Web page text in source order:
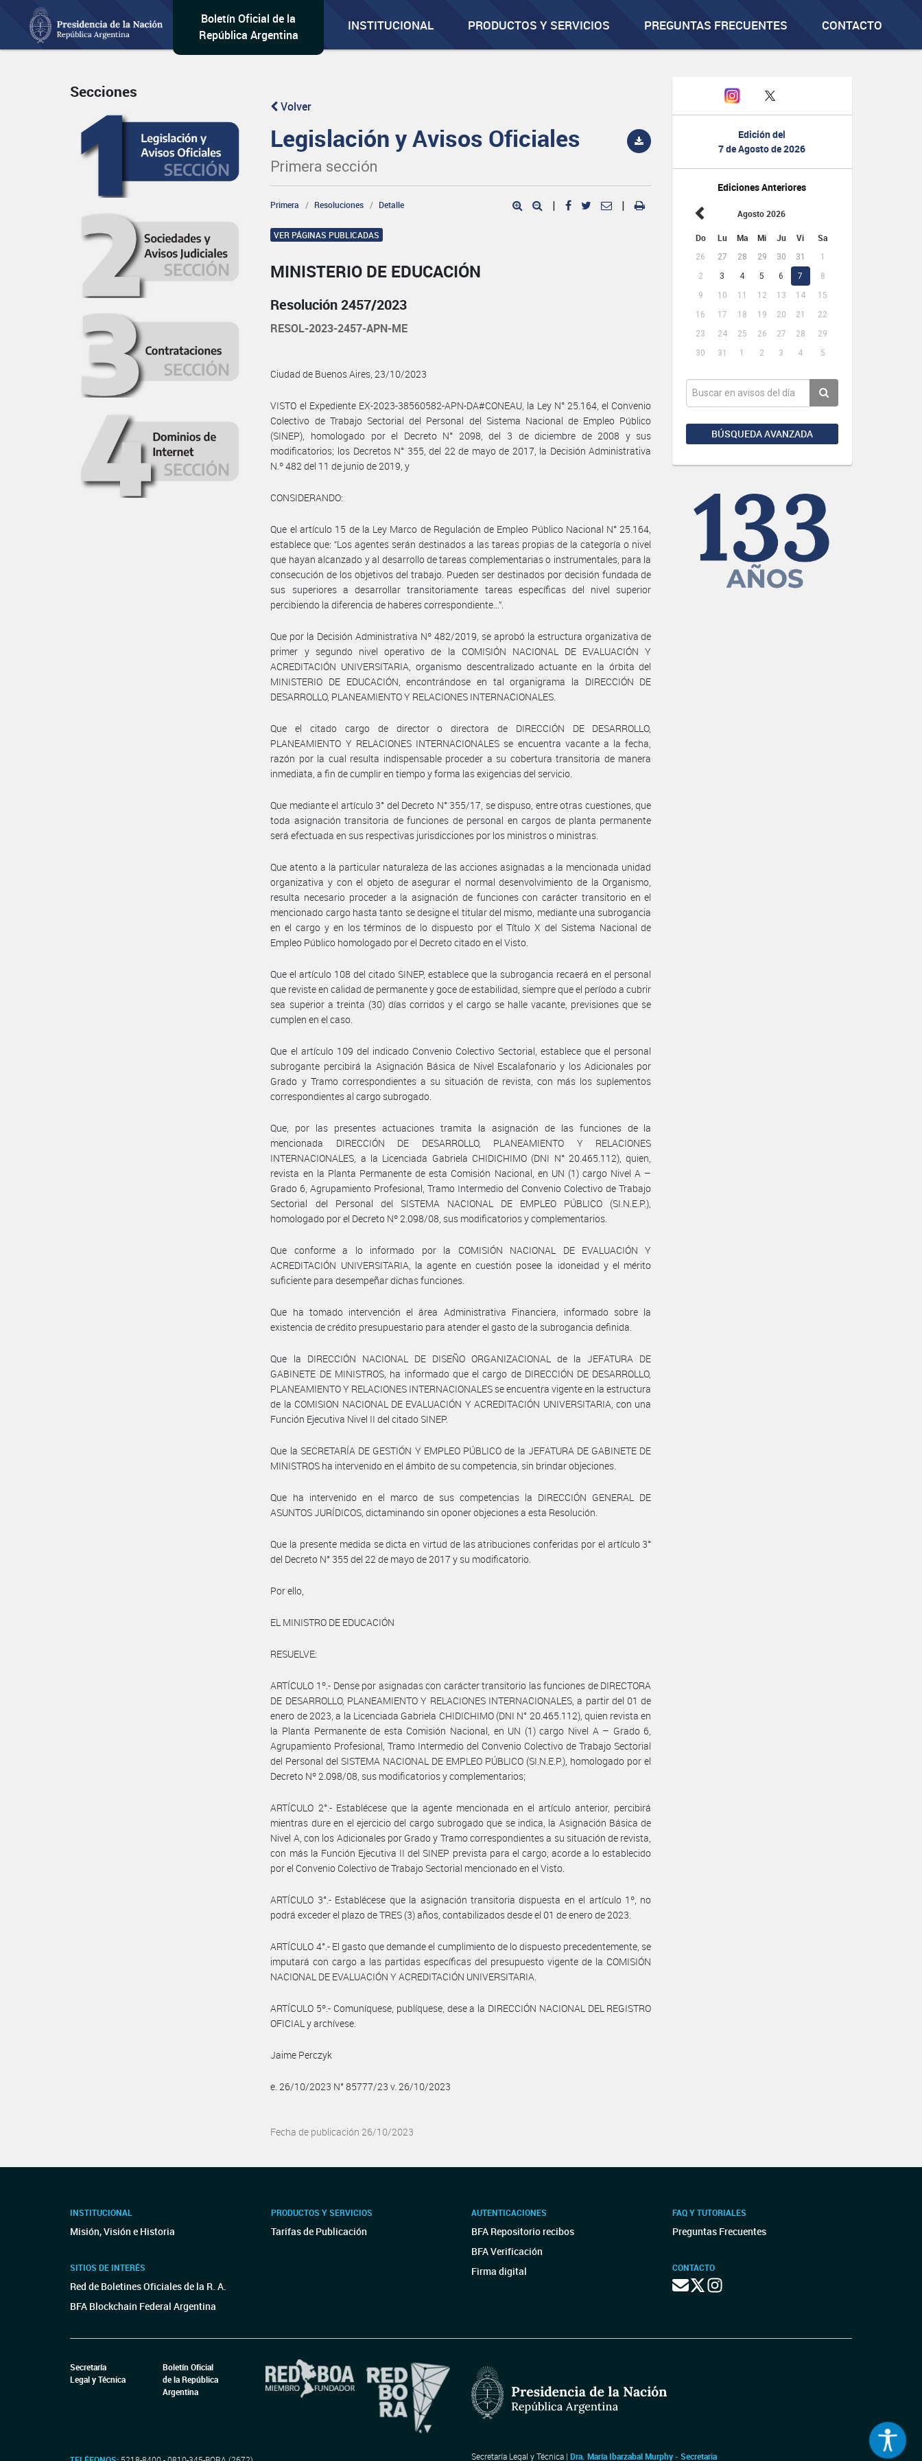
Boletín Oficial de la
República Argentina
INSTITUCIONAL PRODUCTOS Y SERVICIOS PREGUNTAS FRECUENTES CONTACTO
Edición del
7 de Agosto de 2026
Ediciones Anteriores
Agosto 2026
Do Lu Ma Mi Ju Vi Sa
26 27 28 29 30 31
1
2
3 4 5 6 7
8
9
10 11 12 13 14
15
16
17 18 19 20 21
22
23
24 25 26 27 28
29
30
31 1 2 3 4 5
BÚSQUEDA AVANZADA
Secciones
Volver
Legislación y Avisos Oficiales
Primera sección
Primera Resoluciones Detalle | |
VER PÁGINAS PUBLICADAS
MINISTERIO DE EDUCACIÓN
Resolución 2457/2023
RESOL-2023-2457-APN-ME
Ciudad de Buenos Aires, 23/10/2023
VISTO el Expediente EX-2023-38560582-APN-DA#CONEAU, la Ley N° 25.164, el Convenio
Colectivo de Trabajo Sectorial del Personal del Sistema Nacional de Empleo Público
(SINEP), homologado por el Decreto N° 2098, del 3 de diciembre de 2008 y sus
modificatorios; los Decretos N° 355, del 22 de mayo de 2017, la Decisión Administrativa
N.º 482 del 11 de junio de 2019, y
CONSIDERANDO:
Que el artículo 15 de la Ley Marco de Regulación de Empleo Público Nacional N° 25.164,
establece que: “Los agentes serán destinados a las tareas propias de la categoría o nivel
que hayan alcanzado y al desarrollo de tareas complementarias o instrumentales, para la
consecución de los objetivos del trabajo. Pueden ser destinados por decisión fundada de
sus superiores a desarrollar transitoriamente tareas específicas del nivel superior
percibiendo la diferencia de haberes correspondiente…”.
Que por la Decisión Administrativa Nº 482/2019, se aprobó la estructura organizativa de
primer y segundo nivel operativo de la COMISIÓN NACIONAL DE EVALUACIÓN Y
ACREDITACIÓN UNIVERSITARIA, organismo descentralizado actuante en la órbita del
MINISTERIO DE EDUCACIÓN, encontrándose en tal organigrama la DIRECCIÓN DE
DESARROLLO, PLANEAMIENTO Y RELACIONES INTERNACIONALES.
Que el citado cargo de director o directora de DIRECCIÓN DE DESARROLLO,
PLANEAMIENTO Y RELACIONES INTERNACIONALES se encuentra vacante a la fecha,
razón por la cual resulta indispensable proceder a su cobertura transitoria de manera
inmediata, a fin de cumplir en tiempo y forma las exigencias del servicio.
Que mediante el artículo 3° del Decreto N° 355/17, se dispuso, entre otras cuestiones, que
toda asignación transitoria de funciones de personal en cargos de planta permanente
será efectuada en sus respectivas jurisdicciones por los ministros o ministras.
Que atento a la particular naturaleza de las acciones asignadas a la mencionada unidad
organizativa y con el objeto de asegurar el normal desenvolvimiento de la Organismo,
resulta necesario proceder a la asignación de funciones con carácter transitorio en el
mencionado cargo hasta tanto se designe el titular del mismo, mediante una subrogancia
en el cargo y en los términos de lo dispuesto por el Título X del Sistema Nacional de
Empleo Público homologado por el Decreto citado en el Visto.
Que el artículo 108 del citado SINEP, establece que la subrogancia recaerá en el personal
que reviste en calidad de permanente y goce de estabilidad, siempre que el período a cubrir
sea superior a treinta (30) días corridos y el cargo se halle vacante, previsiones que se
cumplen en el caso.
Que el artículo 109 del indicado Convenio Colectivo Sectorial, establece que el personal
subrogante percibirá la Asignación Básica de Nivel Escalafonario y los Adicionales por
Grado y Tramo correspondientes a su situación de revista, con más los suplementos
correspondientes al cargo subrogado.
Que, por las presentes actuaciones tramita la asignación de las funciones de la
mencionada DIRECCIÓN DE DESARROLLO, PLANEAMIENTO Y RELACIONES
INTERNACIONALES, a la Licenciada Gabriela CHIDICHIMO (DNI N° 20.465.112), quien,
revista en la Planta Permanente de esta Comisión Nacional, en UN (1) cargo Nivel A –
Grado 6, Agrupamiento Profesional, Tramo Intermedio del Convenio Colectivo de Trabajo
Sectorial del Personal del SISTEMA NACIONAL DE EMPLEO PÚBLICO (SI.N.E.P.),
homologado por el Decreto Nº 2.098/08, sus modificatorios y complementarios.
Que conforme a lo informado por la COMISIÓN NACIONAL DE EVALUACIÓN Y
ACREDITACIÓN UNIVERSITARIA, la agente en cuestión posee la idoneidad y el mérito
suficiente para desempeñar dichas funciones.
Que ha tomado intervención el área Administrativa Financiera, informado sobre la
existencia de crédito presupuestario para atender el gasto de la subrogancia definida.
Que la DIRECCIÓN NACIONAL DE DISEÑO ORGANIZACIONAL de la JEFATURA DE
GABINETE DE MINISTROS, ha informado que el cargo de DIRECCIÓN DE DESARROLLO,
PLANEAMIENTO Y RELACIONES INTERNACIONALES se encuentra vigente en la estructura
de la COMISION NACIONAL DE EVALUACIÓN Y ACREDITACIÓN UNIVERSITARIA, con una
Función Ejecutiva Nivel II del citado SINEP.
Que la SECRETARÍA DE GESTIÓN Y EMPLEO PÚBLICO de la JEFATURA DE GABINETE DE
MINISTROS ha intervenido en el ámbito de su competencia, sin brindar objeciones.
Que ha intervenido en el marco de sus competencias la DIRECCIÓN GENERAL DE
ASUNTOS JURÍDICOS, dictaminando sin oponer objeciones a esta Resolución.
Que la presente medida se dicta en virtud de las atribuciones conferidas por el artículo 3°
del Decreto N° 355 del 22 de mayo de 2017 y su modificatorio.
Por ello,
EL MINISTRO DE EDUCACIÓN
RESUELVE:
ARTÍCULO 1º.- Dense por asignadas con carácter transitorio las funciones de DIRECTORA
DE DESARROLLO, PLANEAMIENTO Y RELACIONES INTERNACIONALES, a partir del 01 de
enero de 2023, a la Licenciada Gabriela CHIDICHIMO (DNI N° 20.465.112), quien revista en
la Planta Permanente de esta Comisión Nacional, en UN (1) cargo Nivel A – Grado 6,
Agrupamiento Profesional, Tramo Intermedio del Convenio Colectivo de Trabajo Sectorial
del Personal del SISTEMA NACIONAL DE EMPLEO PÚBLICO (SI.N.E.P.), homologado por el
Decreto Nº 2.098/08, sus modificatorios y complementarios;
ARTÍCULO 2°.- Establécese que la agente mencionada en el artículo anterior, percibirá
mientras dure en el ejercicio del cargo subrogado que se indica, la Asignación Básica de
Nivel A, con los Adicionales por Grado y Tramo correspondientes a su situación de revista,
con más la Función Ejecutiva II del SINEP prevista para el cargo, acorde a lo establecido
por el Convenio Colectivo de Trabajo Sectorial mencionado en el Visto.
ARTÍCULO 3°.- Establécese que la asignación transitoria dispuesta en el artículo 1º, no
podrá exceder el plazo de TRES (3) años, contabilizados desde el 01 de enero de 2023.
ARTÍCULO 4°.- El gasto que demande el cumplimiento de lo dispuesto precedentemente, se
imputará con cargo a las partidas específicas del presupuesto vigente de la COMISIÓN
NACIONAL DE EVALUACIÓN Y ACREDITACIÓN UNIVERSITARIA.
ARTÍCULO 5º.- Comuníquese, publíquese, dese a la DIRECCIÓN NACIONAL DEL REGISTRO
OFICIAL y archívese.
Jaime Perczyk
e. 26/10/2023 N° 85777/23 v. 26/10/2023
Fecha de publicación 26/10/2023
INSTITUCIONAL
Misión, Visión e Historia
SITIOS DE INTERÉS
Red de Boletines Oficiales de la R. A.
BFA Blockchain Federal Argentina
PRODUCTOS Y SERVICIOS
Tarifas de Publicación
AUTENTICACIONES
BFA Repositorio recibos
BFA Verificación
Firma digital
FAQ Y TUTORIALES
Preguntas Frecuentes
CONTACTO
Secretaría
Legal y Técnica
Boletín Oficial
de la República
Argentina
Secretaría Legal y Técnica | Dra. María Ibarzabal Murphy - Secretaria